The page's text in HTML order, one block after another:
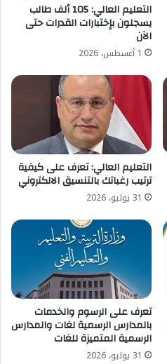
التعليم العالي: 105 ألف طالب
يسجلون بإختبارات القدرات حتى
الآن
1 أغسطس، 2026
التعليم العالي: تعرف على كيفية
ترتيب رغباتك بالتنسيق الالكتروني
31 يوليو، 2026
تعرف على الرسوم والخدمات
بالمدارس الرسمية لغات والمدارس
الرسمية المتميزة للغات
31 يوليو، 2026